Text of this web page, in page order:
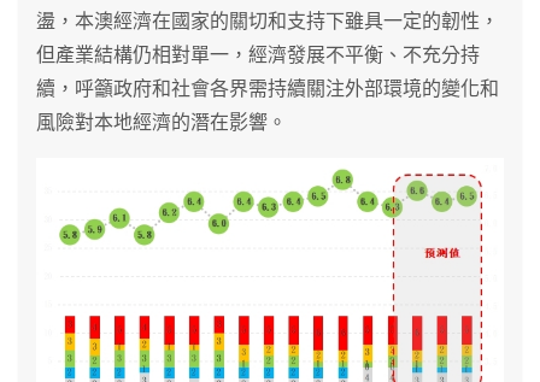
盪，本澳經濟在國家的關切和支持下雖具一定的韌性，
但產業結構仍相對單一，經濟發展不平衡、不充分持
續，呼籲政府和社會各界需持續關注外部環境的變化和
風險對本地經濟的潛在影響。